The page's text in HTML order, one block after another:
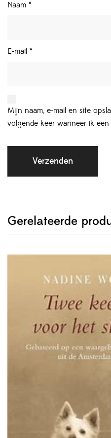
Naam *
E-mail *
Mijn naam, e-mail en site
volgende keer wanneer ik een
Gerelateerde